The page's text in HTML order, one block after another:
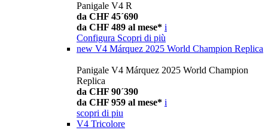
Panigale V4 R
da CHF 45´690
da CHF 489 al mese* i
Configura Scopri di più
new V4 Márquez 2025 World Champion Replica
Panigale V4 Márquez 2025 World Champion
Replica
da CHF 90´390
da CHF 959 al mese* i
scopri di piu
V4 Tricolore